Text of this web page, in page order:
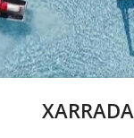
XARRADA